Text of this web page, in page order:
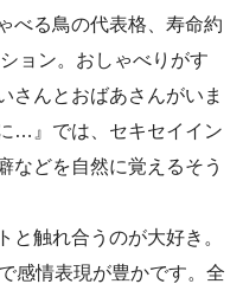
べる鳥の代表格、寿命約
ョン。おしゃべりがす
さんとおばあさんがいま
…』では、セキセイイン
などを自然に覚えるそう
と触れ合うのが大好き。
感情表現が豊かです。全